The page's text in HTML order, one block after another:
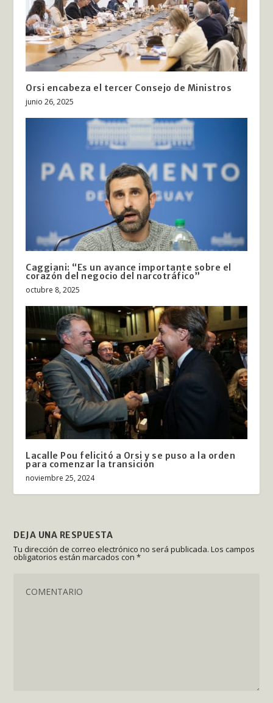
Orsi encabeza el tercer Consejo de Ministros
junio 26, 2025
Caggiani: “Es un avance importante sobre el
corazón del negocio del narcotráfico”
octubre 8, 2025
Lacalle Pou felicitó a Orsi y se puso a la orden
para comenzar la transición
noviembre 25, 2024
DEJA UNA RESPUESTA
Tu dirección de correo electrónico no será publicada. Los campos
obligatorios están marcados con*